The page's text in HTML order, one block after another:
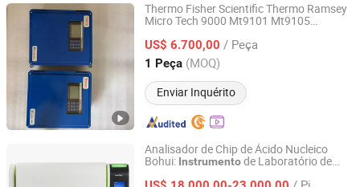
Thermo Fisher Scientific Thermo Ramsey
Micro Tech 9000 Mt9101 Mt9105
US$ 6.700,00 / Peça
1 Peça (MOQ)
Enviar Inquérito
Xuzhou Yurun Automation Technology Co., Ltd.
Jiangsu, China Desde 2017
Analisador de Chip de Ácido Nucleico
Bohui: Instrumentode Laboratório de
Beijing Bohui Innovation Biotechnology Group Co., Ltd